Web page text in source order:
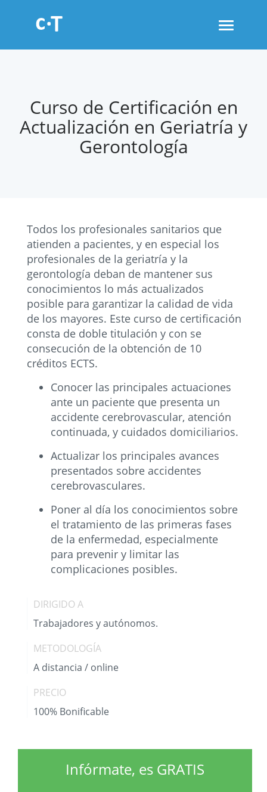
Toggle
Curso de Certificación en
Actualización en Geriatría y
Gerontología
Todos los profesionales sanitarios que
atienden a pacientes, y en especial los
profesionales de la geriatría y la
gerontología deban de mantener sus
conocimientos lo más actualizados
posible para garantizar la calidad de vida
de los mayores. Este curso de certificación
consta de doble titulación y con se
consecución de la obtención de 10
créditos ECTS.
Conocer las principales actuaciones
ante un paciente que presenta un
accidente cerebrovascular, atención
continuada, y cuidados domiciliarios.
Actualizar los principales avances
presentados sobre accidentes
cerebrovasculares.
Poner al día los conocimientos sobre
el tratamiento de las primeras fases
de la enfermedad, especialmente
para prevenir y limitar las
complicaciones posibles.
DIRIGIDO A
Trabajadores y autónomos.
METODOLOGÍA
A distancia / online
PRECIO
100% Bonificable
Infórmate, es GRATIS